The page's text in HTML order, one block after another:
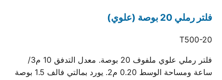
فلتر رملي 20 بوصة (علوي)
T500-20
فلتر رملي علوي ملفوف 20 بوصة. معدل التدفق 10 م3/
ساعة ومساحة الوسط 0.20 م2. يورد بمالتي فالف 1.5 بوصة